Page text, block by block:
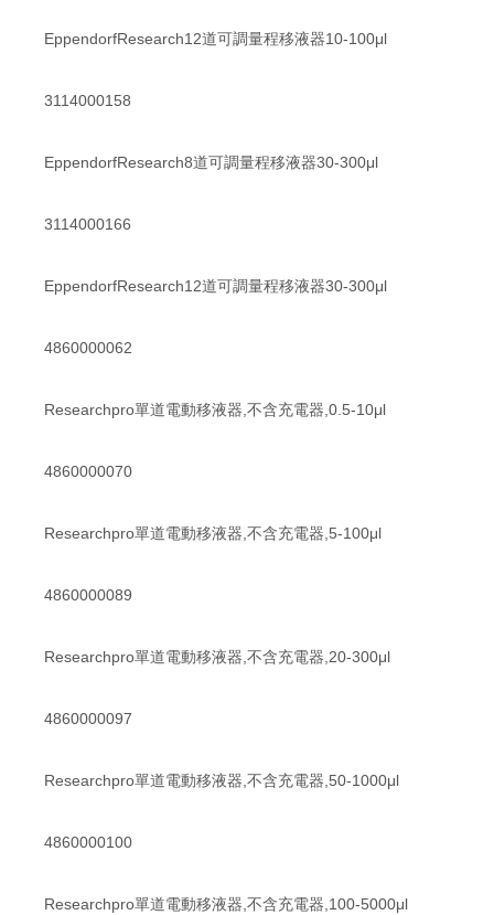
EppendorfResearch12道可調量程移液器10-100μl
3114000158
EppendorfResearch8道可調量程移液器30-300μl
3114000166
EppendorfResearch12道可調量程移液器30-300μl
4860000062
Researchpro單道電動移液器,不含充電器,0.5-10μl
4860000070
Researchpro單道電動移液器,不含充電器,5-100μl
4860000089
Researchpro單道電動移液器,不含充電器,20-300μl
4860000097
Researchpro單道電動移液器,不含充電器,50-1000μl
4860000100
Researchpro單道電動移液器,不含充電器,100-5000μl